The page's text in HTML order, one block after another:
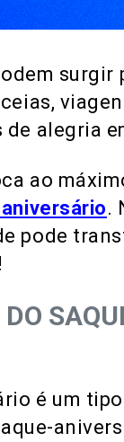
surgir
alegria
ao
.
pode
é um